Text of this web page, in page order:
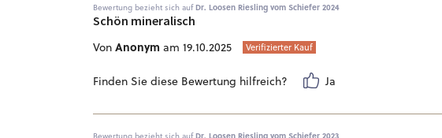
Bewertung bezieht sich aufDr. Loosen Riesling vom Schiefer 2024
Schön mineralisch
Von Anonym am 19.10.2025 Verifizierter Kauf
Finden Sie diese Bewertung hilfreich? Ja
Bewertung bezieht sich aufDr. Loosen Riesling vom Schiefer 2023